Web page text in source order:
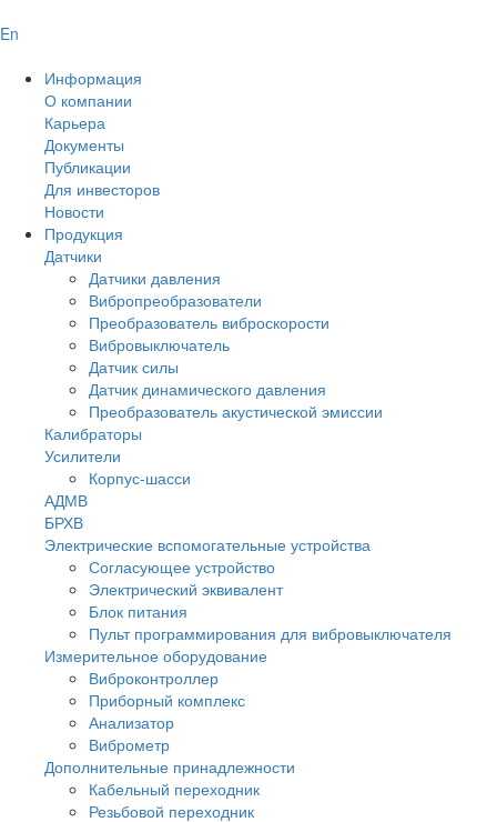
En
Информация
О компании
Карьера
Документы
Публикации
Для инвесторов
Новости
Продукция
Датчики
Датчики давления
Вибропреобразователи
Преобразователь виброскорости
Вибровыключатель
Датчик силы
Датчик динамического давления
Преобразователь акустической эмиссии
Калибраторы
Усилители
Корпус-шасси
АДМВ
БРХВ
Электрические вспомогательные устройства
Согласующее устройство
Электрический эквивалент
Блок питания
Пульт программирования для вибровыключателя
Измерительное оборудование
Виброконтроллер
Приборный комплекс
Анализатор
Виброметр
Дополнительные принадлежности
Кабельный переходник
Резьбовой переходник